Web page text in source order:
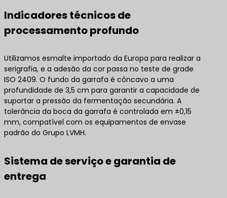
Indicadores técnicos de
processamento profundo
Utilizamos esmalte importado da Europa para realizar a
serigrafia, e a adesão da cor passa no teste de grade
ISO 2409. O fundo da garrafa é côncavo a uma
profundidade de 3,5 cm para garantir a capacidade de
suportar a pressão da fermentação secundária. A
tolerância da boca da garrafa é controlada em ±0,15
mm, compatível com os equipamentos de envase
padrão do Grupo LVMH.
Sistema de serviço e garantia de
entrega